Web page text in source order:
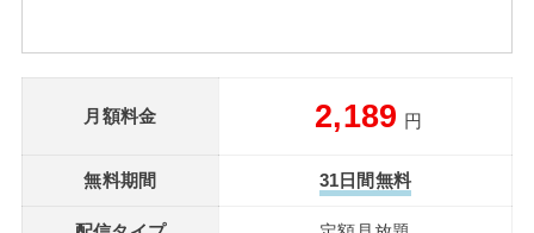
月額料金 2,189 円
無料期間 31日間無料